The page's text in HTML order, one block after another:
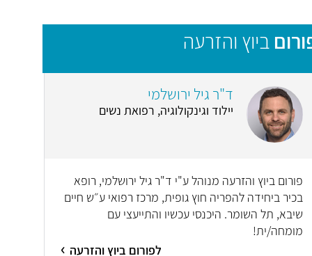
ביוץ והזרעה
ד"ר גיל ירושלמי
יילוד וגינקולוגיה, רפואת נשים
פורום ביוץ והזרעה מנוהל ע"י ד"ר גיל ירושלמי, רופא
בכיר ביחידה להפריה חוץ גופית, מרכז רפואי ע״ש חיים
שיבא, תל השומר. היכנסי עכשיו והתייעצי עם
מומחה/ית!
לפורום ביוץ והזרעה